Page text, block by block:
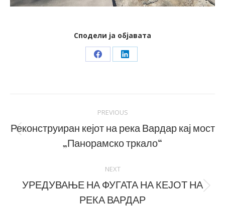
Сподели ја објавата
Share Share
navigation
PREVIOUS
Previous
post:
Реконструиран кејот на река Вардар кај мост
„Панорамско тркало“
NEXT
Next
post:
УРЕДУВАЊЕ НА ФУГАТА НА КЕЈОТ НА
РЕКА ВАРДАР